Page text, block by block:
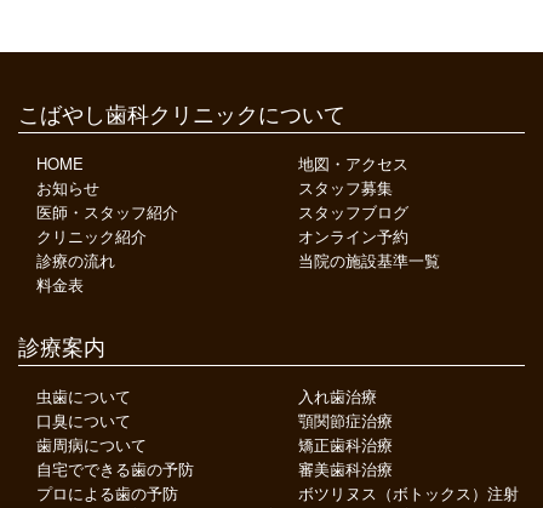
こばやし歯科クリニックについて
HOME
お知らせ
医師・スタッフ紹介
クリニック紹介
診療の流れ
料金表
地図・アクセス
スタッフ募集
スタッフブログ
オンライン予約
当院の施設基準一覧
診療案内
虫歯について
口臭について
歯周病について
自宅でできる歯の予防
プロによる歯の予防
入れ歯治療
顎関節症治療
矯正歯科治療
審美歯科治療
ボツリヌス（ボトックス）注射